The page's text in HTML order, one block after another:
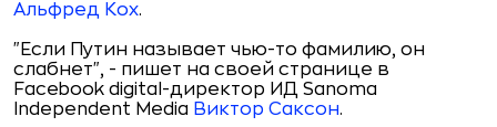
Альфред Кох.
"Если Путин называет чью-то фамилию, он
слабнет", - пишет на своей странице в
Facebook digital-директор ИД Sanoma
Independent Media Виктор Саксон.